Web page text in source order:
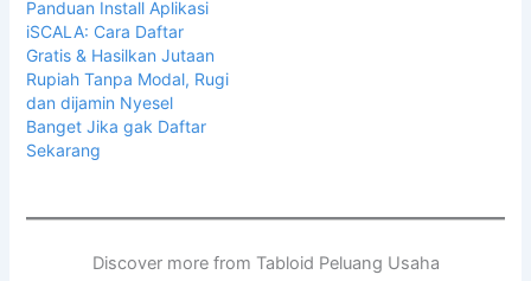
Panduan Install Aplikasi
iSCALA: Cara Daftar
Gratis & Hasilkan Jutaan
Rupiah Tanpa Modal, Rugi
dan dijamin Nyesel
Banget Jika gak Daftar
Sekarang
Discover more from Tabloid Peluang Usaha